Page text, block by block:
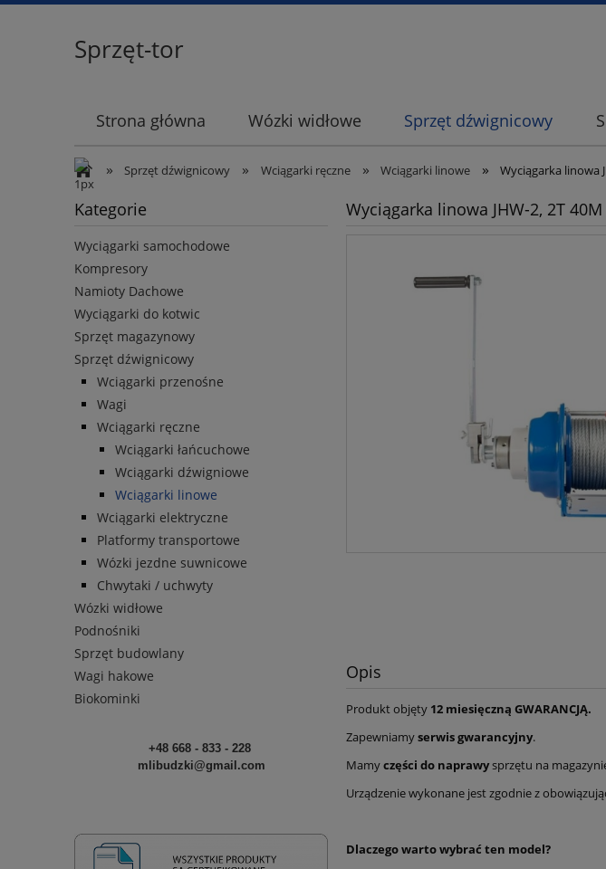
Sprzęt-tor
Strona główna Wózki widłowe Sprzęt dźwignicowy
» Sprzęt dźwignicowy » Wciągarki ręczne » Wciągarki linowe » Wyciągarka linowa
Kategorie
Wyciągarki samochodowe
Kompresory
Namioty Dachowe
Wyciągarki do kotwic
Sprzęt magazynowy
Sprzęt dźwignicowy
Wciągarki przenośne
Wagi
Wciągarki ręczne
Wciągarki łańcuchowe
Wciągarki dźwigniowe
Wciągarki linowe
Wciągarki elektryczne
Platformy transportowe
Wózki jezdne suwnicowe
Chwytaki / uchwyty
Wózki widłowe
Podnośniki
Sprzęt budowlany
Wagi hakowe
Biokominki
+48 668 - 833 - 228
mlibudzki@gmail.com
Wyciągarka linowa JHW-2, 2T
Opis
Produkt objęty 12 miesięczną GWARANCJĄ.
Zapewniamyserwis gwarancyjny.
Mamyczęści do naprawysprzętu na
Urządzenie wykonane jest zgodnie z
Dlaczego warto wybrać ten model?